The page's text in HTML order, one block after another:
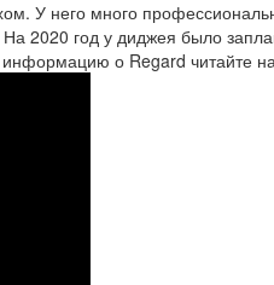
У него много
2020 год у диджея было
о Regard читайте